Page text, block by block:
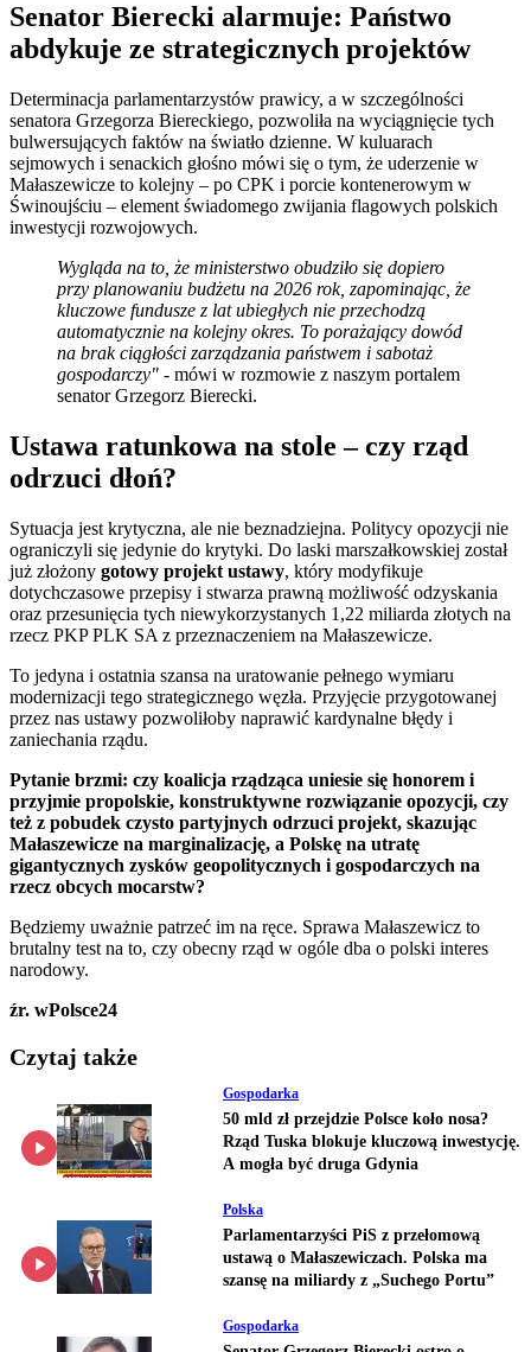
Senator Bierecki alarmuje: Państwo
abdykuje ze strategicznych projektów
Determinacja parlamentarzystów prawicy, a w szczególności
senatora Grzegorza Biereckiego, pozwoliła na wyciągnięcie tych
bulwersujących faktów na światło dzienne. W kuluarach
sejmowych i senackich głośno mówi się o tym, że uderzenie w
Małaszewicze to kolejny – po CPK i porcie kontenerowym w
Świnoujściu – element świadomego zwijania flagowych polskich
inwestycji rozwojowych.
Wygląda na to, że ministerstwo obudziło się dopiero
przy planowaniu budżetu na 2026 rok, zapominając, że
kluczowe fundusze z lat ubiegłych nie przechodzą
automatycznie na kolejny okres. To porażający dowód
na brak ciągłości zarządzania państwem i sabotaż
gospodarczy" - mówi w rozmowie z naszym portalem
senator Grzegorz Bierecki.
Ustawa ratunkowa na stole – czy rząd
odrzuci dłoń?
Sytuacja jest krytyczna, ale nie beznadziejna. Politycy opozycji nie
ograniczyli się jedynie do krytyki. Do laski marszałkowskiej został
już złożony gotowy projekt ustawy, który modyfikuje
dotychczasowe przepisy i stwarza prawną możliwość odzyskania
oraz przesunięcia tych niewykorzystanych 1,22 miliarda złotych na
rzecz PKP PLK SA z przeznaczeniem na Małaszewicze.
To jedyna i ostatnia szansa na uratowanie pełnego wymiaru
modernizacji tego strategicznego węzła. Przyjęcie przygotowanej
przez nas ustawy pozwoliłoby naprawić kardynalne błędy i
zaniechania rządu.
Pytanie brzmi: czy koalicja rządząca uniesie się honorem i
przyjmie propolskie, konstruktywne rozwiązanie opozycji, czy
też z pobudek czysto partyjnych odrzuci projekt, skazując
Małaszewicze na marginalizację, a Polskę na utratę
gigantycznych zysków geopolitycznych i gospodarczych na
rzecz obcych mocarstw?
Będziemy uważnie patrzeć im na ręce. Sprawa Małaszewicz to
brutalny test na to, czy obecny rząd w ogóle dba o polski interes
narodowy.
źr. wPolsce24
Czytaj także
Gospodarka
50 mld zł przejdzie Polsce koło nosa?
Rząd Tuska blokuje kluczową inwestycję.
A mogła być druga Gdynia
Polska
Parlamentarzyści PiS z przełomową
ustawą o Małaszewiczach. Polska ma
szansę na miliardy z „Suchego Portu”
Gospodarka